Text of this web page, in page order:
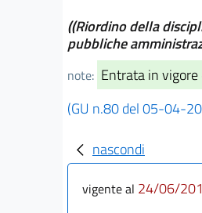
((Riordino della
pubbliche
note: Entrata in
(GU n.80 del 05-04-
nascondi
vigente al 24/06/